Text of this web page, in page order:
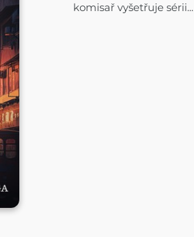
komisař vyšetřuje sérii...